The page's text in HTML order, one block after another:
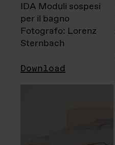
IDA Moduli sospesi
per il bagno
Fotografo: Lorenz
Sternbach
Download